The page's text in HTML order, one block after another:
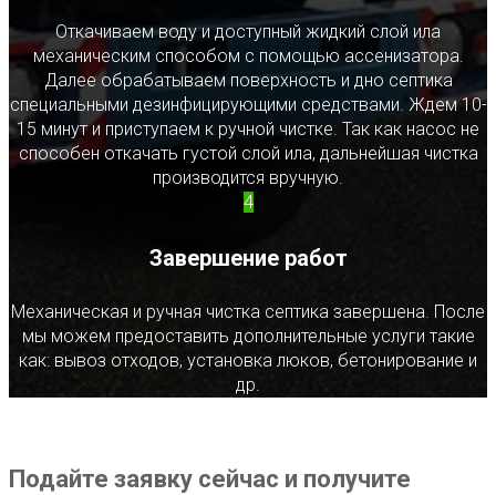
Откачиваем воду и доступный жидкий слой ила
механическим способом с помощью ассенизатора.
Далее обрабатываем поверхность и дно септика
специальными дезинфицирующими средствами. Ждем 10-
15 минут и приступаем к ручной чистке. Так как насос не
способен откачать густой слой ила, дальнейшая чистка
производится вручную.
4
Завершение работ
Механическая и ручная чистка септика завершена. После
мы можем предоставить дополнительные услуги такие
как: вывоз отходов, установка люков, бетонирование и
др.
Подайте заявку сейчас и получите